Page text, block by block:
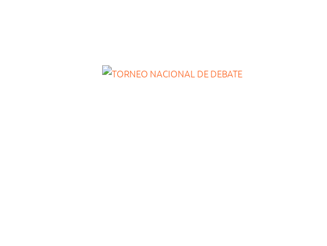
PáginaPáginaPáginaPáginaPáginaPáginaPáginaPáginaPágina
PáginaPáginaPáginaPáginaPáginaPáginaPáginaPáginaPágina